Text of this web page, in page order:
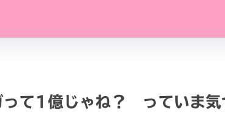
て1億じゃね？ っていま気